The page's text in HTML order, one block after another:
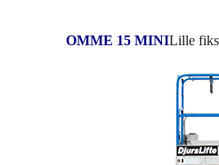
OMME 15 MINILille